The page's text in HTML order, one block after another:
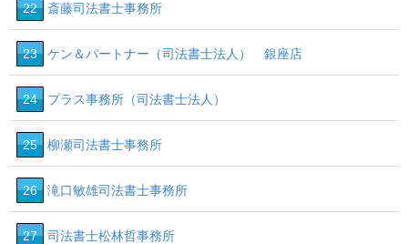
22 斎藤司法書士事務所
23 ケン＆パートナー（司法書士法人） 銀座店
24 プラス事務所（司法書士法人）
25 柳瀬司法書士事務所
26 滝口敏雄司法書士事務所
27 司法書士松林哲事務所